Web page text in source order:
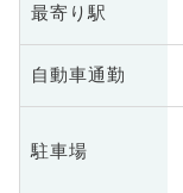
最寄り駅
自動車通勤
駐車場